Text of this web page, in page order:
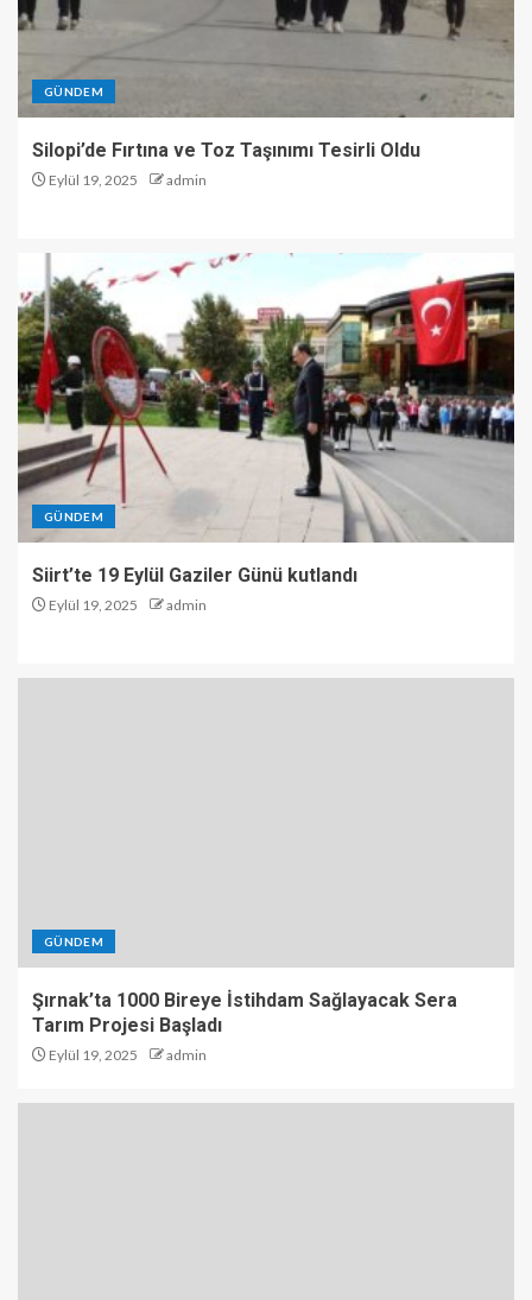
GÜNDEM
Silopi’de Fırtına ve Toz Taşınımı Tesirli Oldu
Eylül 19, 2025 admin
GÜNDEM
Siirt’te 19 Eylül Gaziler Günü kutlandı
Eylül 19, 2025 admin
GÜNDEM
Şırnak’ta 1000 Bireye İstihdam Sağlayacak Sera
Tarım Projesi Başladı
Eylül 19, 2025 admin